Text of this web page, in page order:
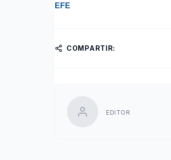
EFE
COMPARTIR:
EDITOR